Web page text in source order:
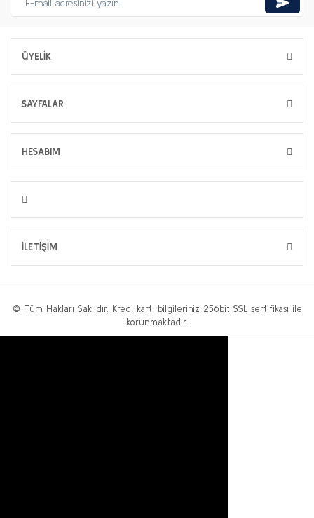
ÜYELİK
SAYFALAR
HESABIM
İLETİŞİM
© Tüm Hakları Saklıdır. Kredi kartı bilgileriniz 256bit SSL sertifikası ile
korunmaktadır.